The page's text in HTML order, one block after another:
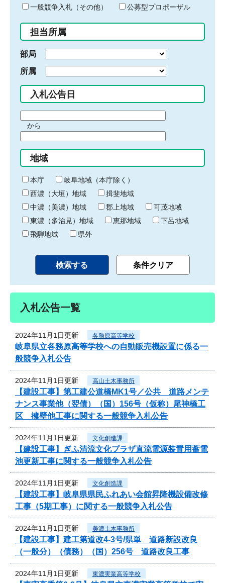
ド
入
力
一般競争入札（その他）
公募型プロポーザル
担当所属
部局
所属
入札公告日
間
始
り
から
間
終
わ
り
地域
本庁
岐阜地域（本庁除く）
西濃（大垣）地域
揖斐地域
中濃（美濃）地域
郡上地域
可茂地域
東濃（多治見）地域
恵那地域
下呂地域
飛騨地域
県外
入札公告一覧
2024年11月1日更新 各務原高等学校
岐阜県立各務原高等学校への自動販売機設置に係る一
般競争入札公告
2024年11月1日更新 高山土木事務所
【建設工事】第工建公道橋MK1号／公共 道路メンテ
ナンス事業他（翌債）（国）156号（仮称）尾神橋工
区 擁壁他工事に関する一般競争入札公告
2024年11月1日更新 文化創造課
【建設工事】ぎふ清流文化プラザ直流電源装置用蓄電
池更新工事に関する一般競争入札公告
2024年11月1日更新 文化創造課
【建設工事】岐阜県県民ふれあい会館昇降機設備改修
工事（5期工事）に関する一般競争入札公告
2024年11月1日更新 美濃土木事務所
【建設工事】建工第道改4-3号/県単 道路新設改良
（一般分）（債務）（国）256号 道路改良工事
2024年11月1日更新 東濃実業高等学校